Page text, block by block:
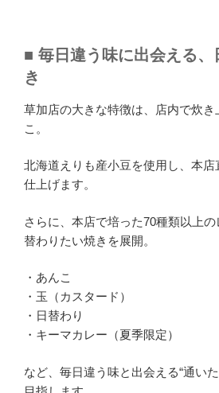
■ 毎日違う味に出会える、
き
草加店の大きな特徴は、店内で炊き
こ。
北海道えりも産小豆を使用し、本店
仕上げます。
さらに、本店で培った70種類以上
替わりたい焼きを展開。
・あんこ
・玉（カスタード）
・日替わり
・キーマカレー（夏季限定）
など、毎日違う味と出会える“通い